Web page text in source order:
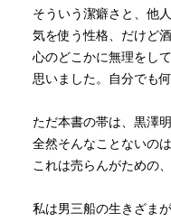
そういう潔癖さと、他
気を使う性格、だけど
心のどこかに無理をし
思いました。自分でも
ただ本書の帯は、黒澤
全然そんなことないの
これは売らんがための
私は男三船の生きざま